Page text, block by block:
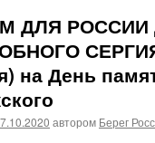
ДЛЯ
на День
автором Берег